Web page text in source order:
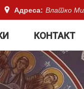
Адреса: Влатко
КОНТАКТ